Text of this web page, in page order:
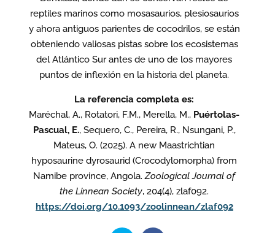
reptiles marinos como mosasaurios, plesiosaurios
y ahora antiguos parientes de cocodrilos, se están
obteniendo valiosas pistas sobre los ecosistemas
del Atlántico Sur antes de uno de los mayores
puntos de inflexión en la historia del planeta.
La referencia completa es:
Maréchal, A., Rotatori, F.M., Merella, M., Puértolas-
Pascual, E., Sequero, C., Pereira, R., Nsungani, P.,
Mateus, O. (2025). A new Maastrichtian
hyposaurine dyrosaurid (Crocodylomorpha) from
Namibe province, Angola.Zoological Journal of
the Linnean Society, 204(4), zlaf092.
https://doi.org/10.1093/zoolinnean/zlaf092